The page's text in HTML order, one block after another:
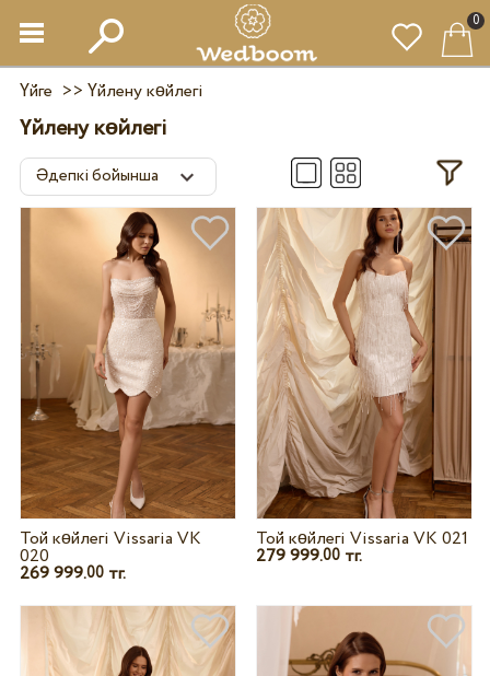
0
Үйге >> Үйлену көйлегі
Үйлену көйлегі
Той көйлегі Vissaria VK
020
269 999.00тг.
Той көйлегі Vissaria VK 021
279 999.00 тг.